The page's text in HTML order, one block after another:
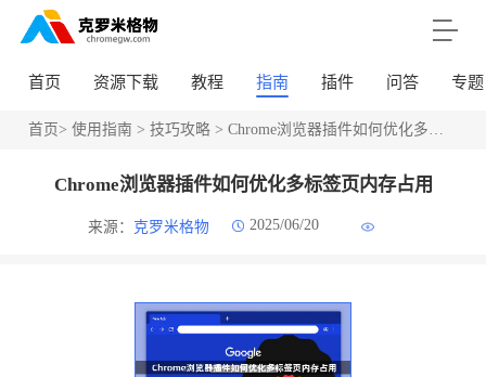
首页 资源下载 教程 指南 插件 问答 专题
首页> 使用指南 > 技巧攻略> Chrome浏览器插件如何优化多标签页内存占用
Chrome浏览器插件如何优化多标签页内存占用
来源： 克罗米格物 2025/06/20